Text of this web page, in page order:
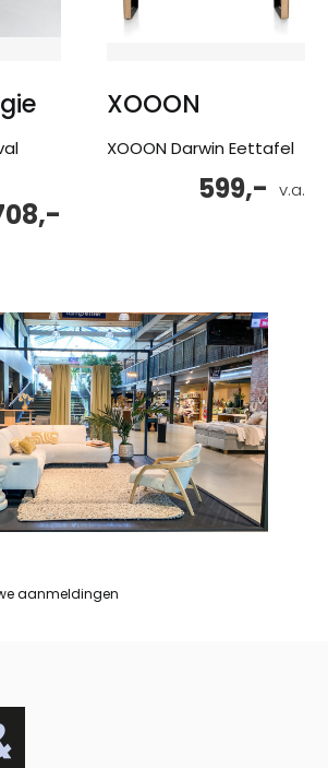
XOOON
XOOON Darwin Eettafel
v.a.
599,-
aanmeldingen